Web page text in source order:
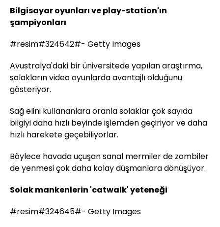
Bilgisayar oyunları ve play-station'ın
şampiyonları
#resim#324642#- Getty Images
Avustralya'daki bir üniversitede yapılan araştırma,
solakların video oyunlarda avantajlı olduğunu
gösteriyor.
Sağ elini kullananlara oranla solaklar çok sayıda
bilgiyi daha hızlı beyinde işlemden geçiriyor ve daha
hızlı harekete geçebiliyorlar.
Böylece havada uçuşan sanal mermiler de zombiler
de yenmesi çok daha kolay düşmanlara dönüşüyor.
Solak mankenlerin 'catwalk' yeteneği
#resim#324645#- Getty Images